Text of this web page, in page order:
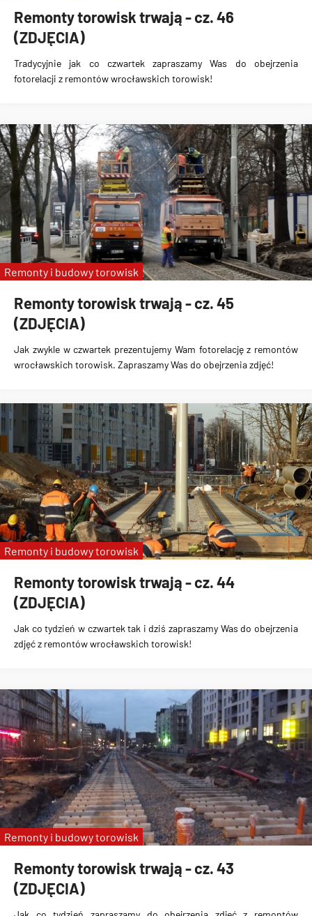
Remonty torowisk trwają - cz. 46
(ZDJĘCIA)
Tradycyjnie jak co czwartek zapraszamy Was do obejrzenia
fotorelacji z remontów wrocławskich torowisk!
Remonty torowisk trwają - cz. 45
(ZDJĘCIA)
Jak zwykle w czwartek prezentujemy Wam fotorelację z remontów
wrocławskich torowisk. Zapraszamy Was do obejrzenia zdjęć!
Remonty i budowy torowisk
Remonty torowisk trwają - cz. 44
(ZDJĘCIA)
Jak co tydzień w czwartek tak i dziś zapraszamy Was do obejrzenia
zdjęć z remontów wrocławskich torowisk!
Remonty i budowy torowisk
Remonty torowisk trwają - cz. 43
(ZDJĘCIA)
Remonty i budowy torowisk